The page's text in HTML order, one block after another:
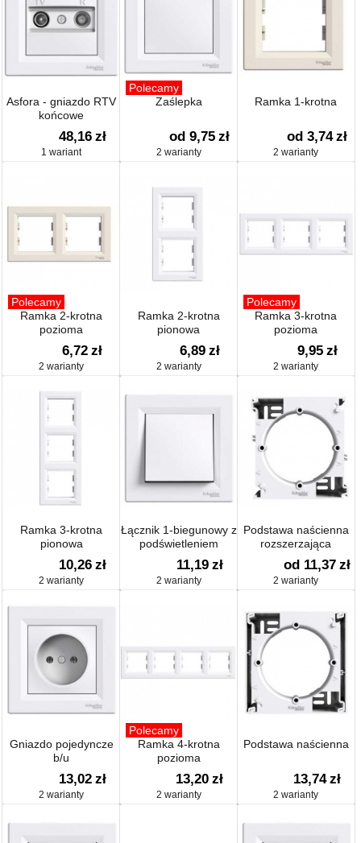
Asfora - gniazdo RTV
końcowe
48,16 zł
1 wariant
Polecamy
Zaślepka
od 9,75 zł
2 warianty
Ramka 1-krotna
od 3,74 zł
2 warianty
Polecamy
Ramka 2-krotna
pozioma
6,72 zł
2 warianty
Ramka 2-krotna
pionowa
6,89 zł
2 warianty
Polecamy
Ramka 3-krotna
pozioma
9,95 zł
2 warianty
Ramka 3-krotna
pionowa
10,26 zł
2 warianty
Łącznik 1-biegunowy z
podświetleniem
(zaciski śrubowe)
11,19 zł
2 warianty
Podstawa naścienna
rozszerzająca
od 11,37 zł
2 warianty
Gniazdo pojedyncze
b/u
13,02 zł
2 warianty
Polecamy
Ramka 4-krotna
pozioma
13,20 zł
2 warianty
Podstawa naścienna
13,74 zł
2 warianty